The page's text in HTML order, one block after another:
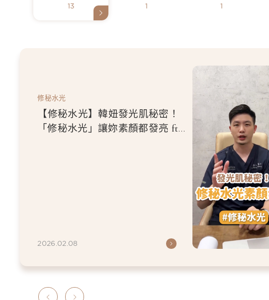
13
1
1
修秘水光
【修秘水光】韓妞發光肌秘密！
「修秘水光」讓妳素顏都發亮 ft.
2026.02.08